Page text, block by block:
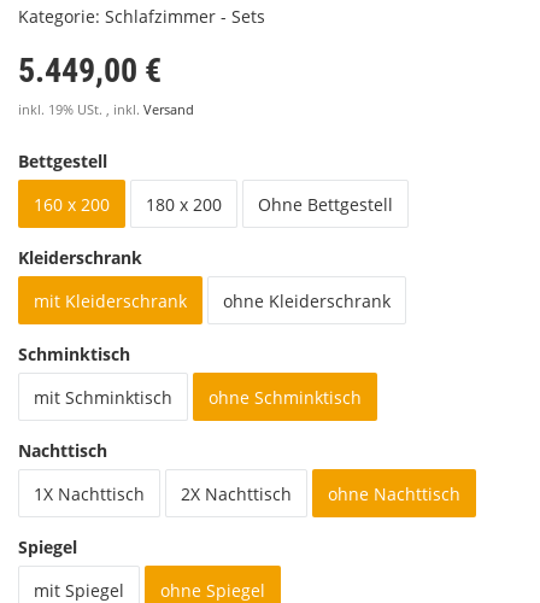
Kategorie: Schlafzimmer - Sets
5.449,00 €
inkl. 19% USt. , inkl. Versand
Bettgestell
160 x 200
180 x 200 Ohne Bettgestell
Kleiderschrank
mit Kleiderschrank
ohne Kleiderschrank
Schminktisch
mit Schminktisch
ohne Schminktisch
Nachttisch
1X Nachttisch
2X Nachttisch ohne Nachttisch
Spiegel
mit Spiegel
ohne Spiegel